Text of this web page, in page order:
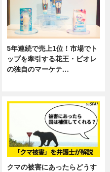
5年連続で売上1位！市場でト
ップを牽引する花王・ビオレ
の独自のマーケテ…
クマの被害にあったらどうす